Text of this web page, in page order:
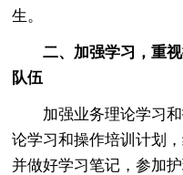
生。
二、加强学习，重视
队伍
加强业务理论学习和
论学习和操作培训计划
并做好学习笔记，参加